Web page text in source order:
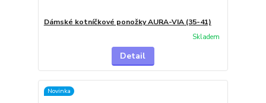
Dámské kotníčkové ponožky AURA-VIA (35-41)
Skladem
Detail
Novinka